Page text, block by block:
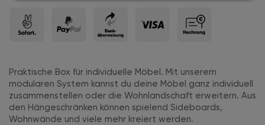
Praktische Box für individuelle Möbel. Mit unserem
modularen System kannst du deine Möbel ganz individuell
zusammenstellen oder die Wohnlandschaft erweitern. Aus
den Hängeschränken können spielend Sideboards,
Wohnwände und viele mehr kreiert werden.